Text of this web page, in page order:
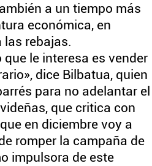
a un tiempo más
económica, en
las rebajas.
le interesa es vender
dice Bilbatua, quien
para no adelantar el
que critica con
en diciembre voy a
romper la campaña de
impulsora de este